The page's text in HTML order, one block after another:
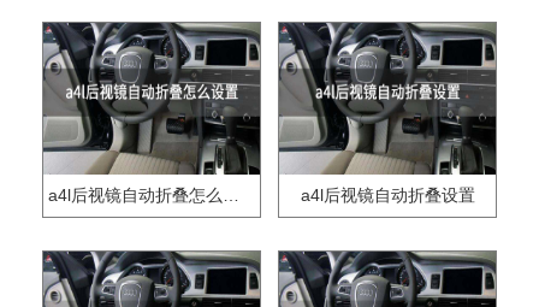
a4l后视镜自动折叠设置